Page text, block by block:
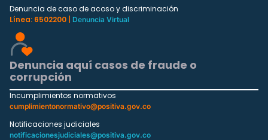
Denuncia de caso de acoso y discriminación
Línea: 6502200 |
Denuncia Virtual
Denuncia aquí casos de fraude o
corrupción
Incumplimientos normativos
cumplimientonormativo@positiva.gov.co
Notificaciones judiciales
notificacionesjudiciales@positiva.gov.co